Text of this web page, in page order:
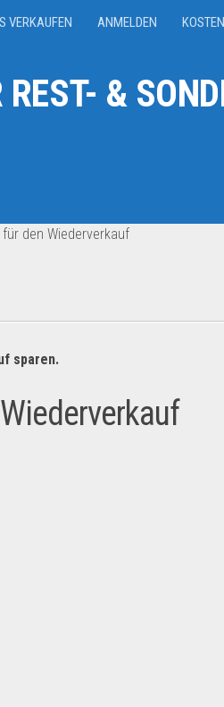
VERKAUFEN ANMELDEN
&
den Wiederverkauf
sparen.